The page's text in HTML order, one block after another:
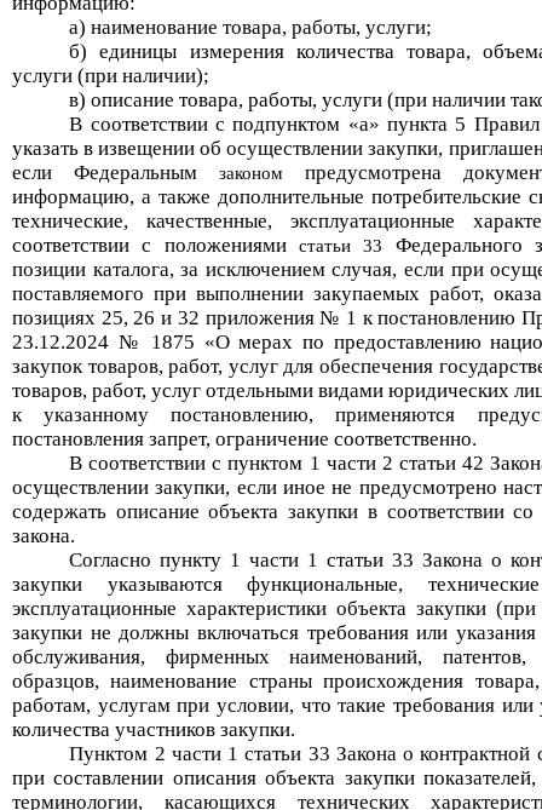
а) наименование товара, работы, услуги;
б) единицы измерения количества товара,
услуги (при наличии);
в) описание товара, работы, услуги (при наличии
В соответствии сподпунктом «а»пункта 5 Правил
указать в извещении об осуществлении закупки,
если Федеральным
законом
предусмотрена
информацию, а также дополнительные потребительские
технические, качественные, эксплуатационные
соответствии с положениями статьи 33
Федерального
позиции каталога, за исключением случая, если при
поставляемого при выполнении закупаемых работ,
позициях 25, 26 и 32 приложения№ 1 к постановлению
23.12.2024 № 1875 «О мерах по предоставлению
закупок товаров, работ, услуг для обеспечения
товаров, работ, услуг отдельными видами юридических
к указанному постановлению, применяются
постановления запрет, ограничение соответственно.
В соответствии с пунктом 1 части 2 статьи 42
осуществлении закупки, если иное не предусмотрено
содержать описание объекта закупки в соответствии
закона.
Согласно пункту 1 части 1 статьи 33 Закона о
закупки указываются функциональные,
эксплуатационные характеристики объекта закупки
закупки не должны включаться требования или
обслуживания, фирменных наименований,
образцов, наименование страны происхождения
работам, услугам при условии, что такие требования
количества участников закупки.
Пунктом 2 части 1 статьи 33 Закона о контрактной
при составлении описания объекта закупки
терминологии, касающихся технических